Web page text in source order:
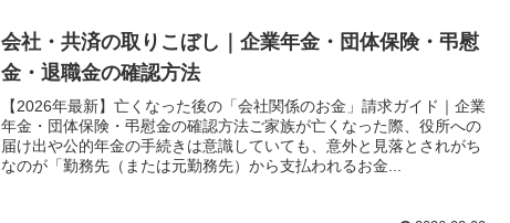
会社・共済の取りこぼし｜企業年金・団体保険・弔慰
金・退職金の確認方法
【2026年最新】亡くなった後の「会社関係のお金」請求ガイド｜企業
年金・団体保険・弔慰金の確認方法ご家族が亡くなった際、役所への
届け出や公的年金の手続きは意識していても、意外と見落とされがち
なのが「勤務先（または元勤務先）から支払われるお金...